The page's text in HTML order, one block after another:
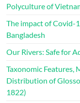
Polyculture of
The impact of Covid-
Bangladesh
Our Rivers: Safe for
Taxonomic Features,
Distribution of
1822)